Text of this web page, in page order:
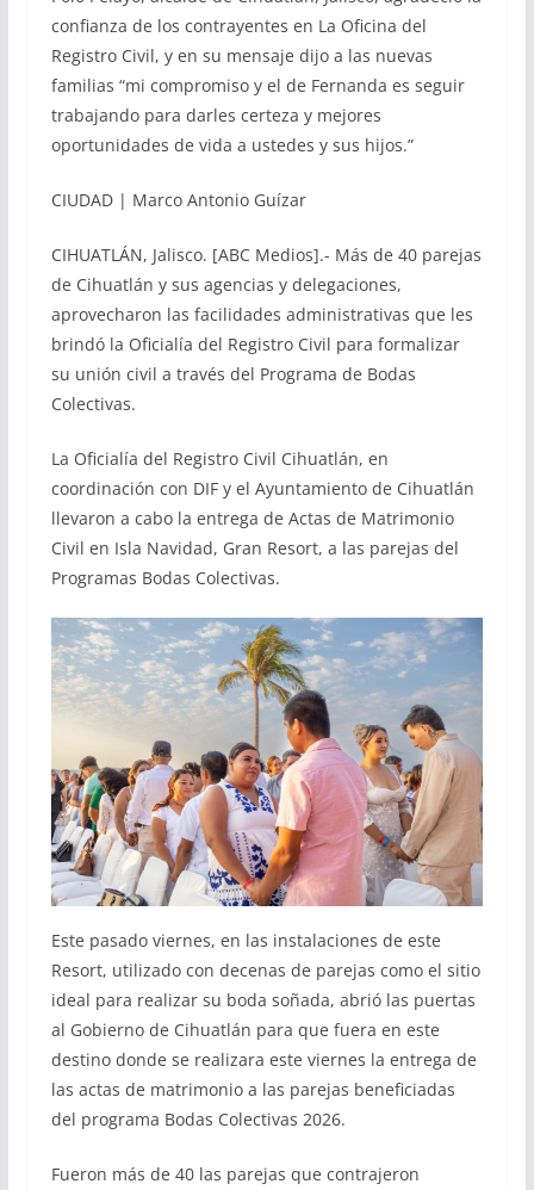
confianza de los contrayentes en La Oficina del
Registro Civil, y en su mensaje dijo a las nuevas
familias “mi compromiso y el de Fernanda es seguir
trabajando para darles certeza y mejores
oportunidades de vida a ustedes y sus hijos.”
CIUDAD | Marco Antonio Guízar
CIHUATLÁN, Jalisco. [ABC Medios].- Más de 40 parejas
de Cihuatlán y sus agencias y delegaciones,
aprovecharon las facilidades administrativas que les
brindó la Oficialía del Registro Civil para formalizar
su unión civil a través del Programa de Bodas
Colectivas.
La Oficialía del Registro Civil Cihuatlán, en
coordinación con DIF y el Ayuntamiento de Cihuatlán
llevaron a cabo la entrega de Actas de Matrimonio
Civil en Isla Navidad, Gran Resort, a las parejas del
Programas Bodas Colectivas.
Este pasado viernes, en las instalaciones de este
Resort, utilizado con decenas de parejas como el sitio
ideal para realizar su boda soñada, abrió las puertas
al Gobierno de Cihuatlán para que fuera en este
destino donde se realizara este viernes la entrega de
las actas de matrimonio a las parejas beneficiadas
del programa Bodas Colectivas 2026.
Fueron más de 40 las parejas que contrajeron